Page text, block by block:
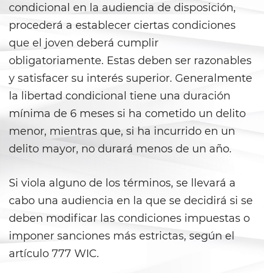
DUI con Pasajeros Menores de
14 Años
DUI en Menores de Edad
Leyes de DUI en el Estado de
Segunda Ofensa de DUI
Tercera Ofensa de DUI
Abuso de Ancianos y de
Adultos Dependientes
Abuso Infantil
condicional en la audiencia de disposición,
procederá a establecer ciertas condiciones
que el joven deberá cumplir
obligatoriamente. Estas deben ser razonables
y satisfacer su interés superior. Generalmente
la libertad condicional tiene una duración
mínima de 6 meses si ha cometido un delito
menor, mientras que, si ha incurrido en un
delito mayor, no durará menos de un año.
Si viola alguno de los términos, se llevará a
cabo una audiencia en la que se decidirá si se
deben modificar las condiciones impuestas o
imponer sanciones más estrictas, según el
artículo 777 WIC.